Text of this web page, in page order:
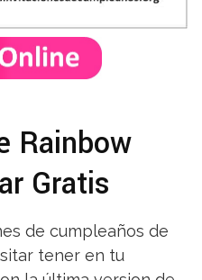
Rainbow
Gratis
de cumpleaños de
tener en tu